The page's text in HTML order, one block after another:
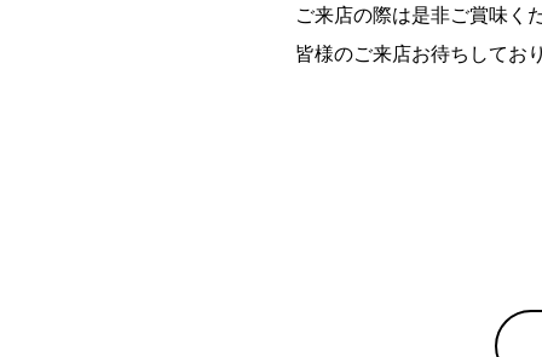
ご来店の際は是非ご賞味く
皆様のご来店お待ちしてお